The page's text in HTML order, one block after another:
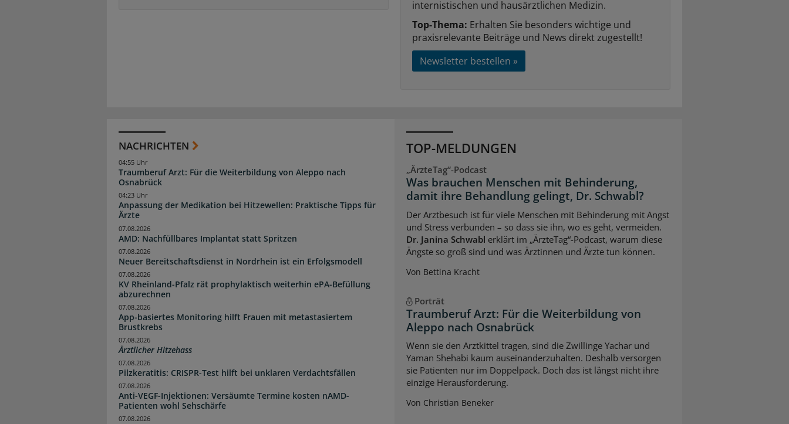
internistischen und hausärztlichen Medizin.
Top-Thema: Erhalten Sie besonders wichtige und
praxisrelevante Beiträge und News direkt zugestellt!
Newsletter bestellen »
NACHRICHTEN
Traumberuf Arzt: Für die Weiterbildung von Aleppo nach
Osnabrück
04:55 Uhr
Anpassung der Medikation bei Hitzewellen: Praktische Tipps für
Ärzte
04:23 Uhr
AMD: Nachfüllbares Implantat statt Spritzen
07.08.2026
Neuer Bereitschaftsdienst in Nordrhein ist ein Erfolgsmodell
07.08.2026
KV Rheinland-Pfalz rät prophylaktisch weiterhin ePA-Befüllung
abzurechnen
07.08.2026
App-basiertes Monitoring hilft Frauen mit metastasiertem
Brustkrebs
07.08.2026
Ärztlicher Hitzehass
07.08.2026
Pilzkeratitis: CRISPR-Test hilft bei unklaren Verdachtsfällen
07.08.2026
Anti-VEGF-Injektionen: Versäumte Termine kosten nAMD-
Patienten wohl Sehschärfe
07.08.2026
07.08.2026
TOP-MELDUNGEN
„ÄrzteTag“-Podcast
Was brauchen Menschen mit Behinderung,
damit ihre Behandlung gelingt, Dr. Schwabl?
Der Arztbesuch ist für viele Menschen mit Behinderung mit Angst
und Stress verbunden – so dass sie ihn, wo es geht, vermeiden.
Dr. Janina Schwabl erklärt im „ÄrzteTag“-Podcast, warum diese
Ängste so groß sind und was Ärztinnen und Ärzte tun können.
Von Bettina Kracht
Porträt
Traumberuf Arzt: Für die Weiterbildung von
Aleppo nach Osnabrück
Wenn sie den Arztkittel tragen, sind die Zwillinge Yachar und
Yaman Shehabi kaum auseinanderzuhalten. Deshalb versorgen
sie Patienten nur im Doppelpack. Doch das ist längst nicht ihre
einzige Herausforderung.
Von Christian Beneker